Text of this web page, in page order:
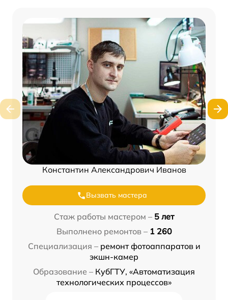
Константин Александрович Иванов
Вызвать мастера
Стаж работы мастером – 5 лет
Выполнено ремонтов – 1 260
Специализация – ремонт фотоаппаратов и
экшн-камер
Образование – КубГТУ, «Автоматизация
технологических процессов»